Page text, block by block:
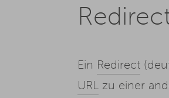
Ein Redirect
URL zu einer